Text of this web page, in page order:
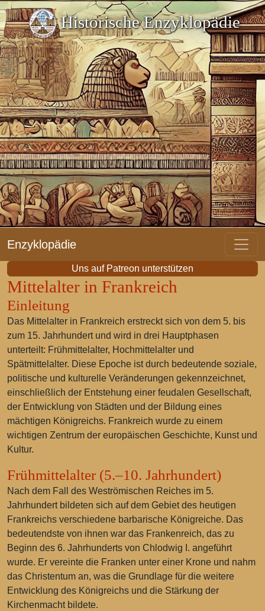
Historische Enzyklopädie
Enzyklopädie
Uns auf Patreon unterstützen
Mittelalter in Frankreich
Einleitung
Das Mittelalter in Frankreich erstreckt sich von dem 5. bis
zum 15. Jahrhundert und wird in drei Hauptphasen
unterteilt: Frühmittelalter, Hochmittelalter und
Spätmittelalter. Diese Epoche ist durch bedeutende soziale,
politische und kulturelle Veränderungen gekennzeichnet,
einschließlich der Entstehung einer feudalen Gesellschaft,
der Entwicklung von Städten und der Bildung eines
mächtigen Königreichs. Frankreich wurde zu einem
wichtigen Zentrum der europäischen Geschichte, Kunst und
Kultur.
Frühmittelalter (5.–10. Jahrhundert)
Nach dem Fall des Weströmischen Reiches im 5.
Jahrhundert bildeten sich auf dem Gebiet des heutigen
Frankreichs verschiedene barbarische Königreiche. Das
bedeutendste von ihnen war das Frankenreich, das zu
Beginn des 6. Jahrhunderts von Chlodwig I. angeführt
wurde. Er vereinte die Franken unter einer Krone und nahm
das Christentum an, was die Grundlage für die weitere
Entwicklung des Königreichs und die Stärkung der
Kirchenmacht bildete.